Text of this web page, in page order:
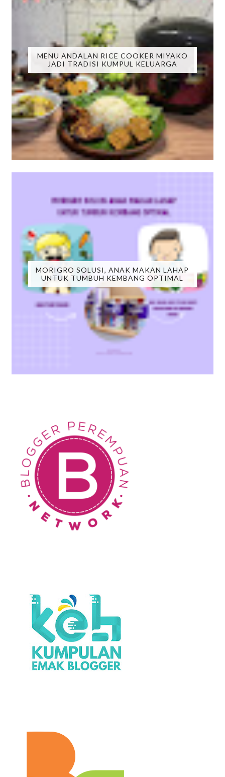
MENU ANDALAN RICE COOKER MIYAKO
JADI TRADISI KUMPUL KELUARGA
MORIGRO SOLUSI, ANAK MAKAN LAHAP
UNTUK TUMBUH KEMBANG OPTIMAL